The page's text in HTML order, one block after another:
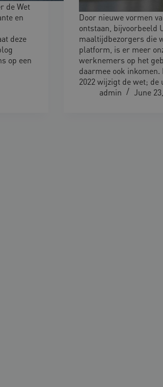
de Wet
en
deze
op een
Door nieuwe vormen
ontstaan, bijvoorbeeld
maaltijdbezorgers die
platform, is er meer
werknemers op het
daarmee ook
2022 wijzigt de wet; de
admin
June